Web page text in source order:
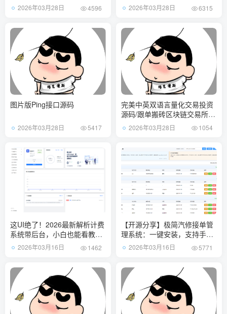
2026年03月28日 4596 2026年03月28日 6315
图片版Ping接口源码
2026年03月28日 5417
完美中英双语言量化交易投资
源码/跟单搬砖区块链交易所源
码/前端uniapp纯源码+后端
2026年03月28日 1054
这UI绝了！2026最新解析计费
系统带后台，小白也能看教程
一键搭建，功能无删减
2026年03月16日 1462
【开源分享】极简汽修接单管
理系统：一键安装，支持手
机/PC多端同步
2026年03月16日 5771